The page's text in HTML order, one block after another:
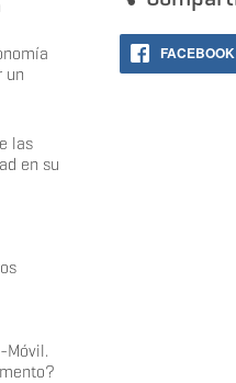
un
las
en su
Móvil.
FACEBOOK